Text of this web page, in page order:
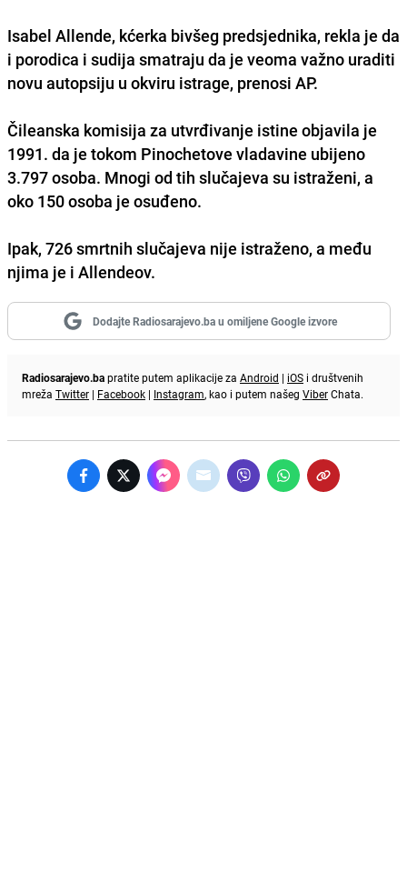
Isabel Allende, kćerka bivšeg predsjednika, rekla je da
i porodica i sudija smatraju da je veoma važno uraditi
novu autopsiju u okviru istrage, prenosi AP.
Čileanska komisija za utvrđivanje istine objavila je
1991. da je tokom Pinochetove vladavine ubijeno
3.797 osoba. Mnogi od tih slučajeva su istraženi, a
oko 150 osoba je osuđeno.
Ipak, 726 smrtnih slučajeva nije istraženo, a među
njima je i Allendeov.
Dodajte Radiosarajevo.ba u omiljene Google izvore
Radiosarajevo.bapratite putem aplikacije za Android | iOS i društvenih
mreža Twitter | Facebook | Instagram, kao i putem našeg ViberChata.